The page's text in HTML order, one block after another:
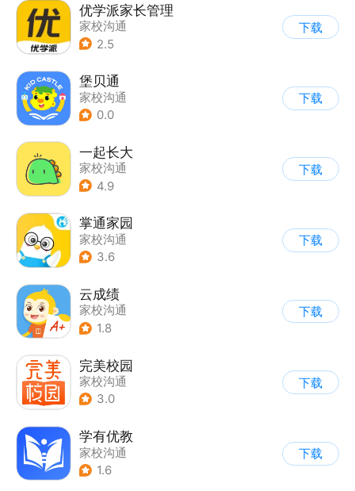
优学派家长管理
家校沟通
2.5
下载
堡贝通
家校沟通
0.0
下载
一起长大
家校沟通
4.9
下载
掌通家园
家校沟通
3.6
下载
云成绩
家校沟通
1.8
下载
完美校园
家校沟通
3.0
下载
学有优教
家校沟通
1.6
下载